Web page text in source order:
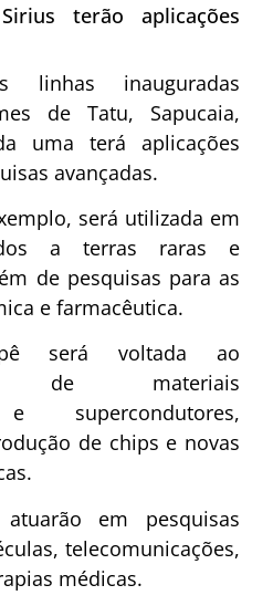
terão aplicações
linhas inauguradas
de Tatu, Sapucaia,
uma terá aplicações
avançadas.
será utilizada em
a terras raras e
de pesquisas para as
e farmacêutica.
será voltada ao
de materiais
supercondutores,
de chips e novas
em pesquisas
telecomunicações,
médicas.